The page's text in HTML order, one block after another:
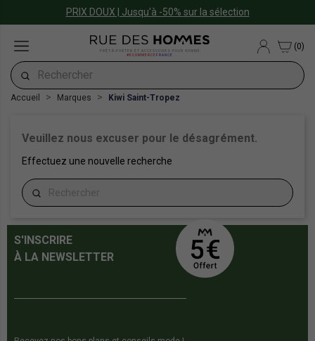
PRIX DOUX | Jusqu'à -50% sur la sélection
PRÊT-À-PORTER ET ACCESSOIRES POUR HOMME
#ECOMMERCE FRANCE
(0)
Accueil Marques Kiwi Saint-Tropez
Veuillez nous excuser pour le désagrément.
Effectuez une nouvelle recherche
S'INSCRIRE
À LA NEWSLETTER